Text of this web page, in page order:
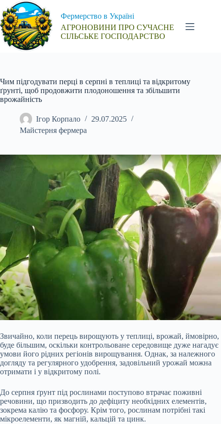
Перейти
до
вмісту
Фермерство в Україні
АГРОНОВИНИ ПРО СУЧАСНЕ
СІЛЬСЬКЕ ГОСПОДАРСТВО
Чим підгодувати перці в серпні в теплиці та відкритому
ґрунті, щоб продовжити плодоношення та збільшити
врожайність
Ігор Корпало
29.07.2025
Майстерня фермера
Звичайно, коли перець вирощують у теплиці, врожай, ймовірно,
буде більшим, оскільки контрольоване середовище дуже нагадує
умови його рідних регіонів вирощування. Однак, за належного
догляду та регулярного удобрення, задовільний урожай можна
отримати і у відкритому полі.
До серпня ґрунт під рослинами поступово втрачає поживні
речовини, що призводить до дефіциту необхідних елементів,
зокрема калію та фосфору. Крім того, рослинам потрібні такі
мікроелементи, як магній, кальцій та цинк.